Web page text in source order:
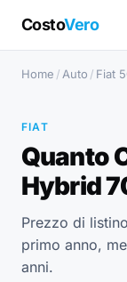
CostoVero
Home / Auto / Fiat
FIAT
Quanto
Hybrid
Prezzo di listino
primo anno,
anni.